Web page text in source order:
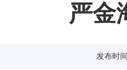
严金
发布时